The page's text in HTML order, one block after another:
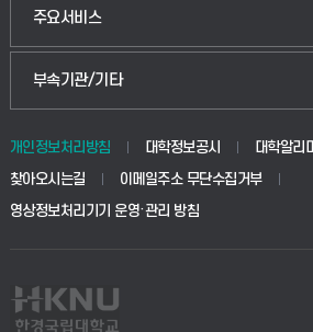
생명공학부
사회안전시스템공학부
산업대학원
공공정책대학원
교육대학원
주요서비스
입학안내
웹메일
학사시스템(전문학사 및 전공심화)
사이버캠퍼스(전문학사 및 전공심화)
부속기관/기타
중앙도서관
학생생활관(안성)
산학협력단
개인정보처리방침 대학정보공시 대학알리미
찾아오시는길
이메일주소 무단수집거부
영상정보처리기기 운영·관리 방침